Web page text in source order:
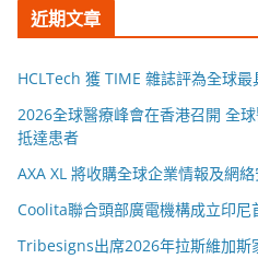
近期文章
HCLTech 獲 TIME 雜誌評為全球
2026全球醫療峰會在香港召開 全
抵達患者
AXA XL 將收購全球企業情報及網
Coolita聯合頭部廣電機構成立印尼
Tribesigns出席2026年拉斯維加斯